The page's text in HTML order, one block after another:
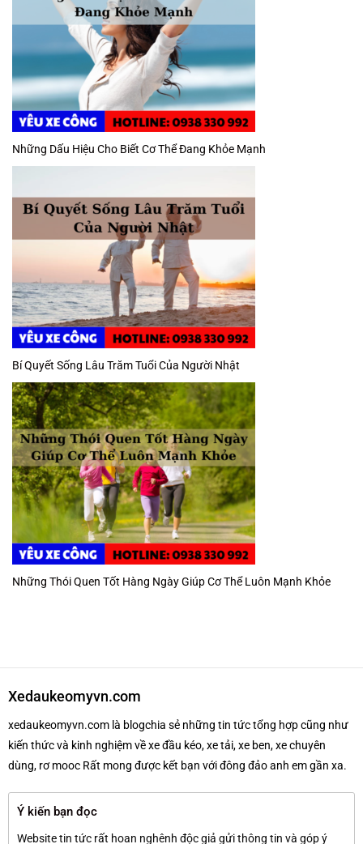
Những Dấu Hiệu Cho Biết Cơ Thể Đang Khỏe Mạnh
Bí Quyết Sống Lâu Trăm Tuổi Của Người Nhật
Những Thói Quen Tốt Hàng Ngày Giúp Cơ Thể Luôn Mạnh Khỏe
Xedaukeomyvn.com
xedaukeomyvn.com là blogchia sẻ những tin tức tổng hợp cũng như
kiến thức và kinh nghiệm về xe đầu kéo, xe tải, xe ben, xe chuyên
dùng, rơ mooc Rất mong được kết bạn với đông đảo anh em gần xa.
Ý kiến bạn đọc
Website tin tức rất hoan nghênh độc giả gửi thông tin và góp ý